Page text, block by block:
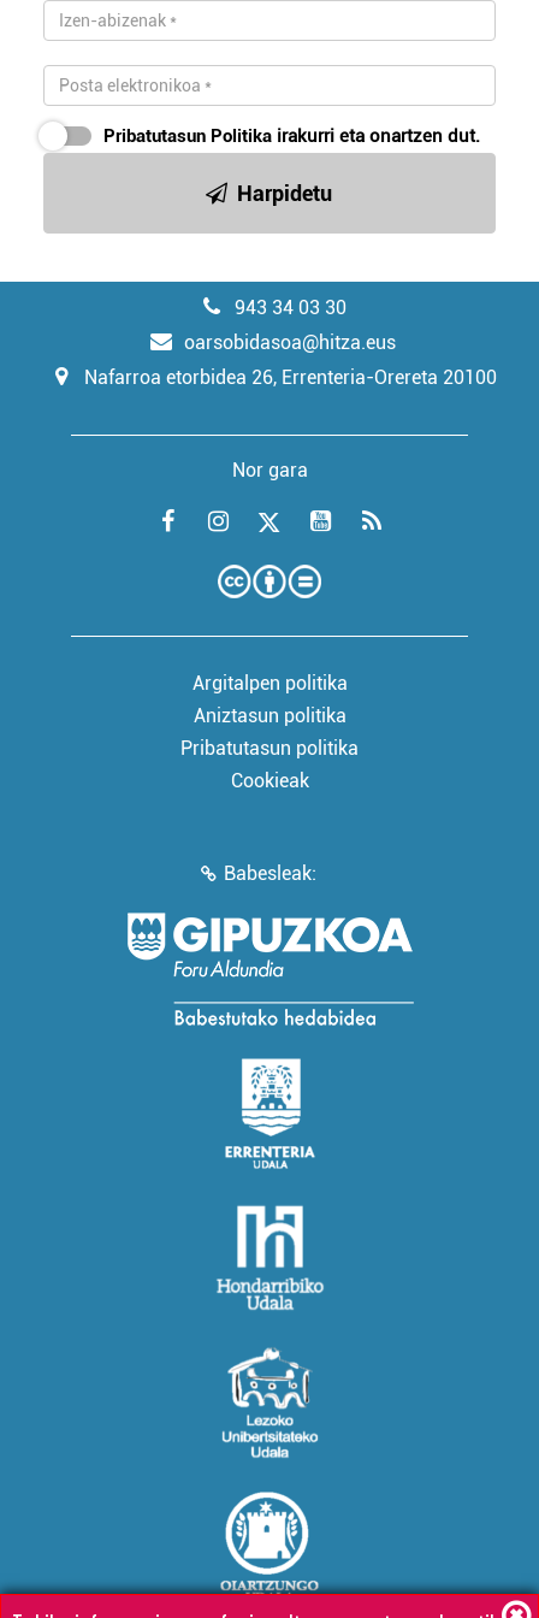
Pribatutasun Politika irakurri eta onartzen dut.
Harpidetu
943 34 03 30
oarsobidasoa@hitza.eus
Nafarroa etorbidea 26, Errenteria-Orereta 20100
Nor gara
Argitalpen politika
Aniztasun politika
Pribatutasun politika
Cookieak
Babesleak: